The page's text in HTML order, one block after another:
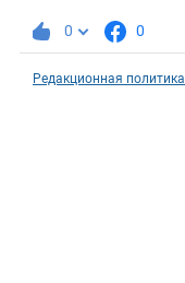
0 0
Редакционная политика